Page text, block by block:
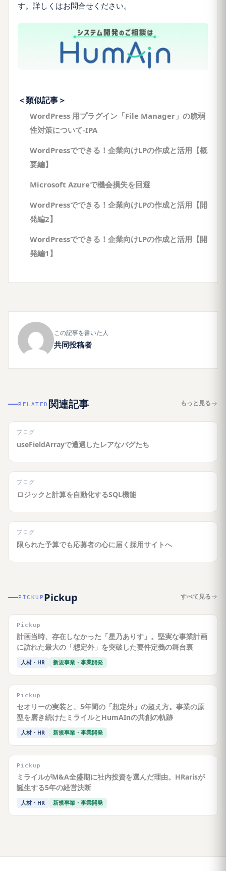
す。詳しくはお問合せください。
＜類似記事＞
WordPress 用プラグイン「File Manager」の脆弱
性対策について-IPA
WordPressでできる！企業向けLPの作成と活用【概
要編】
Microsoft Azureで機会損失を回避
WordPressでできる！企業向けLPの作成と活用【開
発編2】
WordPressでできる！企業向けLPの作成と活用【開
発編1】
この記事を書いた人
共同投稿者
RELATED 関連記事 もっと見る
ブログ
useFieldArrayで遭遇したレアなバグたち
ブログ
ロジックと計算を自動化するSQL機能
ブログ
限られた予算でも応募者の心に届く採用サイトへ
PICKUP Pickup すべて見る
Pickup
計画当時、存在しなかった「星乃ありす」。堅実な事業計画
に訪れた最大の「想定外」を突破した要件定義の舞台裏
人材・HR 新規事業・事業開発
Pickup
セオリーの実装と、5年間の「想定外」の超え方。事業の原
型を磨き続けたミライルとHumAInの共創の軌跡
人材・HR 新規事業・事業開発
Pickup
ミライルがM&A全盛期に社内投資を選んだ理由。HRarisが
誕生する5年の経営決断
人材・HR 新規事業・事業開発